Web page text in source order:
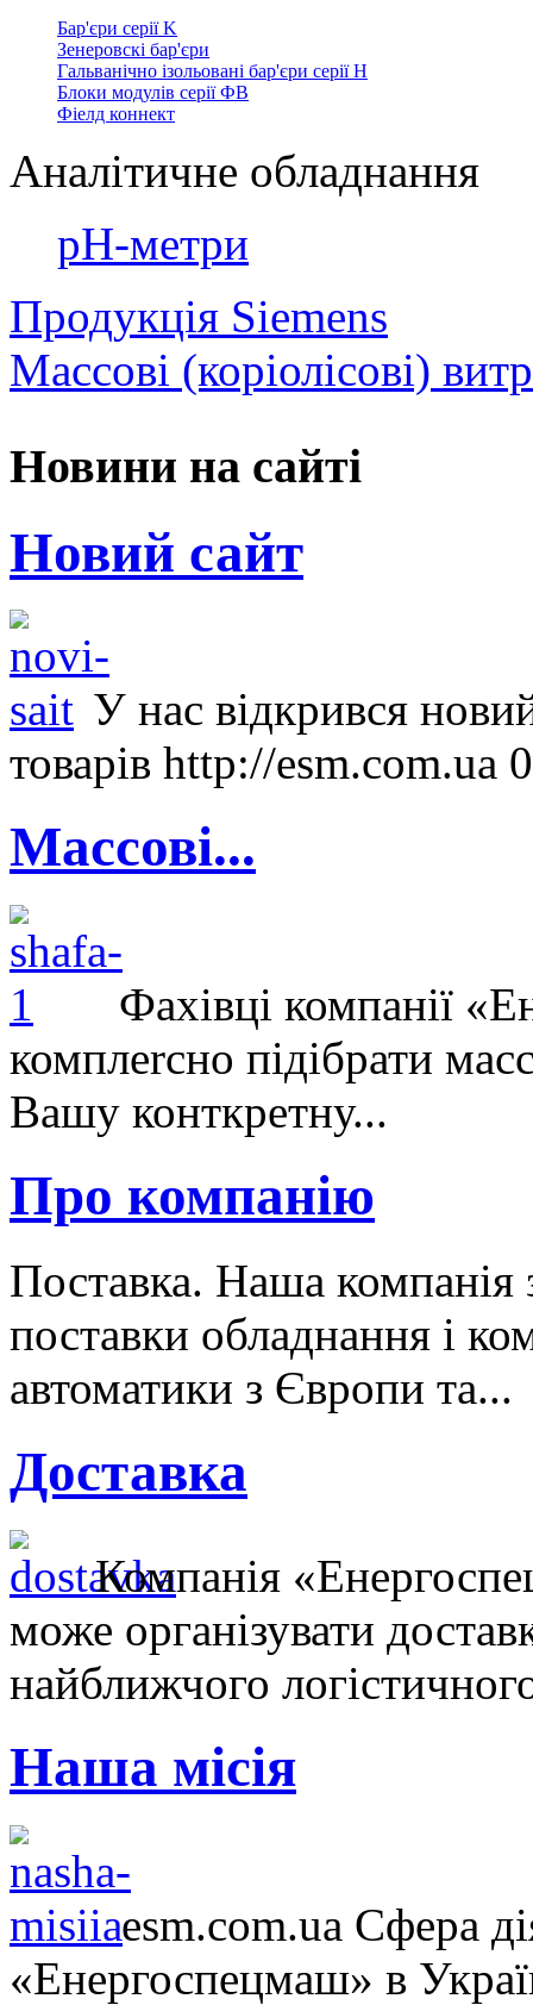
Бар'єри серії K
Зенеровскі бар'єри
Гальванічно ізольовані бар'єри серії H
Блоки модулів серії ФВ
Фіелд коннект
Аналітичне обладнання
рН-метри
Продукція Siemens
Массові (коріолісові)
Новини на сайті
Новий сайт
У нас відкрився
товарів http://esm.com.ua
Массові...
Фахівці компанії
комплеrсно підібрати
Вашу конткретну...
Про компанію
Поставка. Наша компанія
поставки обладнання і
автоматики з Європи та...
Доставка
Компанія
може організувати
найближчого
Наша місія
esm.com.ua Сфера
«Енергоспецмаш» в